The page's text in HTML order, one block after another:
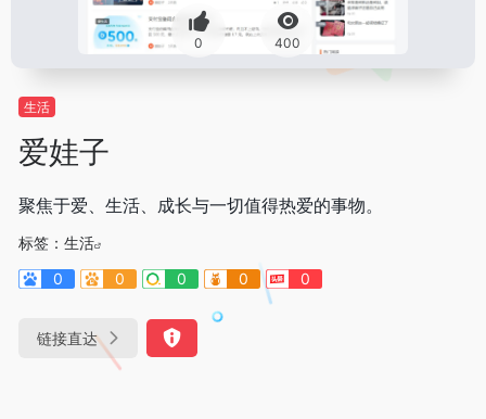
0 400
生活
爱娃子
聚焦于爱、生活、成长与一切值得热爱的事物。
标签： 生活
0
0 0 0 0
链接直达